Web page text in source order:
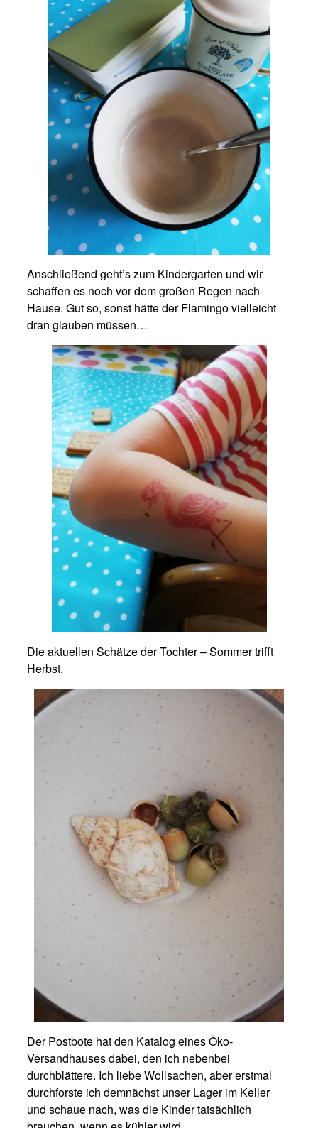
Anschließend geht’s zum Kindergarten und wir
schaffen es noch vor dem großen Regen nach
Hause. Gut so, sonst hätte der Flamingo vielleicht
dran glauben müssen…
Die aktuellen Schätze der Tochter – Sommer trifft
Herbst.
Der Postbote hat den Katalog eines Öko-
Versandhauses dabei, den ich nebenbei
durchblättere. Ich liebe Wollsachen, aber erstmal
durchforste ich demnächst unser Lager im Keller
und schaue nach, was die Kinder tatsächlich